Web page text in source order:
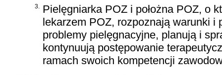
3.
Pielęgniarka POZ i położna POZ, o
lekarzem POZ, rozpoznają warunki
problemy pielęgnacyjne, planują i
kontynuują postępowanie
ramach swoich kompetencji